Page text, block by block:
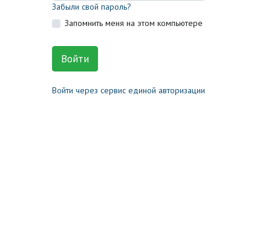
Забыли свой пароль?
Запомнить меня на этом компьютере
Войти через сервис единой авторизации